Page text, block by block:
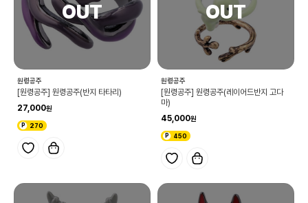
원령공주
[원령공주] 원령공주(반지 타타리)
27,000
270
원령공주
[원령공주] 원령공주(레이어드반지 고다
마)
45,000
450